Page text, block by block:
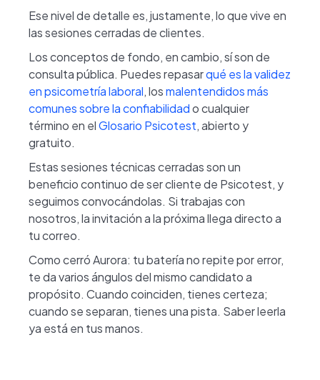
Ese nivel de detalle es, justamente, lo que vive en
las sesiones cerradas de clientes.
Los conceptos de fondo, en cambio, sí son de
consulta pública. Puedes repasarqué es la validez
en psicometría laboral, losmalentendidos más
comunes sobre la confiabilidado cualquier
término en elGlosario Psicotest, abierto y
gratuito.
Estas sesiones técnicas cerradas son un
beneficio continuo de ser cliente de Psicotest, y
seguimos convocándolas. Si trabajas con
nosotros, la invitación a la próxima llega directo a
tu correo.
Como cerró Aurora: tu batería no repite por error,
te da varios ángulos del mismo candidato a
propósito. Cuando coinciden, tienes certeza;
cuando se separan, tienes una pista. Saber leerla
ya está en tus manos.